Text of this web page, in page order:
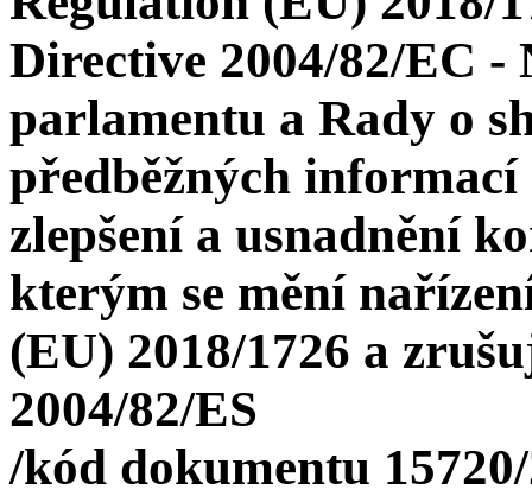
Directive 2004/82/EC
parlamentu a Rady o
předběžných
zlepšení a usnadnění
kterým se mění
(EU) 2018/1726 a
2004/82/ES
/kód dokumentu